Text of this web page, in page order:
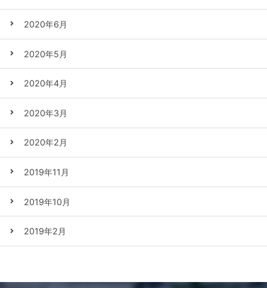
2020年6月
2020年5月
2020年4月
2020年3月
2020年2月
2019年11月
2019年10月
2019年2月